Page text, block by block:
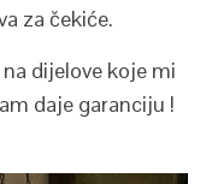
za čekiće.
dijelove koje mi
daje garanciju !